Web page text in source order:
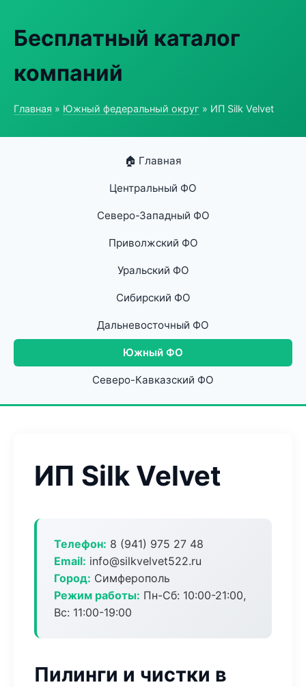
Бесплатный каталог
компаний
Главная » Южный федеральный округ » ИП Silk Velvet
🏠 Главная
Центральный ФО
Северо-Западный ФО
Приволжский ФО
Уральский ФО
Сибирский ФО
Дальневосточный ФО
Южный ФО
Северо-Кавказский ФО
ИП Silk Velvet
Телефон: 8 (941) 975 27 48
Email: info@silkvelvet522.ru
Город: Симферополь
Режим работы: Пн-Сб: 10:00-21:00,
Вс: 11:00-19:00
Пилинги и чистки в